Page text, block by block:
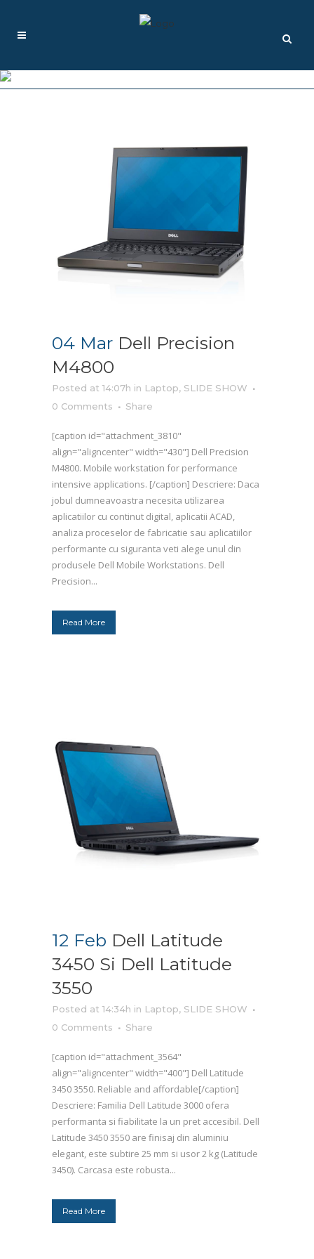
04 Mar Dell Precision
M4800
Posted at 14:07h in Laptop, SLIDE SHOW
0 Comments
Share
[caption id="attachment_3810"
align="aligncenter" width="430"] Dell Precision
M4800. Mobile workstation for performance
intensive applications. [/caption] Descriere: Daca
jobul dumneavoastra necesita utilizarea
aplicatiilor cu continut digital, aplicatii ACAD,
analiza proceselor de fabricatie sau aplicatiilor
performante cu siguranta veti alege unul din
produsele Dell Mobile Workstations. Dell
Precision...
Read More
12 Feb Dell Latitude
3450 Si Dell Latitude
3550
Posted at 14:34h in Laptop, SLIDE SHOW
0 Comments
Share
[caption id="attachment_3564"
align="aligncenter" width="400"] Dell Latitude
3450 3550. Reliable and affordable[/caption]
Descriere: Familia Dell Latitude 3000 ofera
performanta si fiabilitate la un pret accesibil. Dell
Latitude 3450 3550 are finisaj din aluminiu
elegant, este subtire 25 mm si usor 2 kg (Latitude
3450). Carcasa este robusta...
Read More